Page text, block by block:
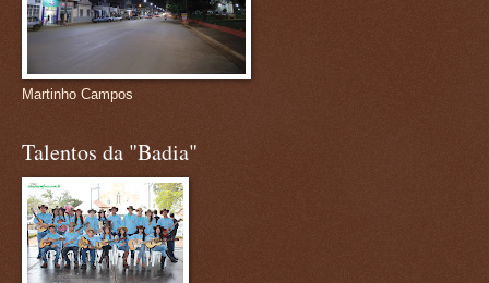
Martinho Campos
Talentos da "Badia"